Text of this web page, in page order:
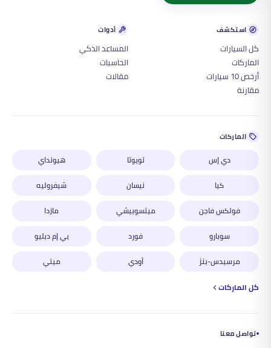
استكشف
كل السيارات
الماركات
أرخص 10 سيارات
مقارنة
أدوات
المساعد الذكي
الحاسبات
مقالات
الماركات
دي إس تويوتا
هيونداي
كيا
نيسان
شيفروليه
فولكس فاجن
ميتسوبيشي
مازدا
سوبارو
فورد
بي إم دبليو
مرسيدس-بنز
أودي
ميني
كل الماركات
تواصل معنا